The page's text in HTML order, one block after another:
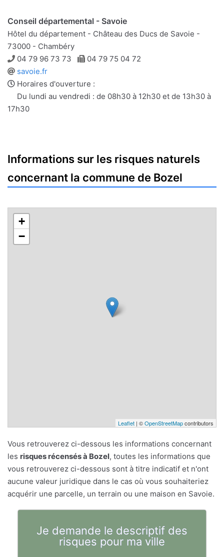
Conseil départemental - Savoie
Hôtel du département - Château des Ducs de Savoie -
73000 - Chambéry
Téléphone
04 79 96 73 73 Télécopie
04 79 75 04 72
Site
web
savoie.fr
Horaires d'ouverture :
Du lundi au vendredi : de 08h30 à 12h30 et de 13h30 à
17h30
Informations sur les risques naturels
concernant la commune de Bozel
+
−
Leaflet | ©OpenStreetMapcontributors
Vous retrouverez ci-dessous les informations concernant
les risques récensés à Bozel, toutes les informations que
vous retrouverez ci-dessous sont à titre indicatif et n'ont
aucune valeur juridique dans le cas où vous souhaiteriez
acquérir une parcelle, un terrain ou une maison en Savoie.
Je demande le descriptif des
risques pour ma ville